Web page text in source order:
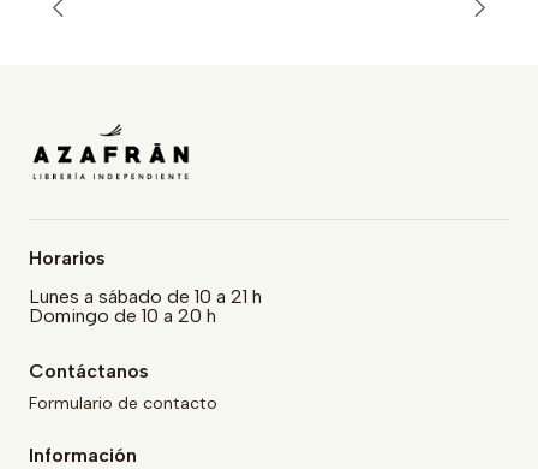
Horarios
Lunes a sábado de 10 a 21 h
Domingo de 10 a 20 h
Contáctanos
Formulario de contacto
Información